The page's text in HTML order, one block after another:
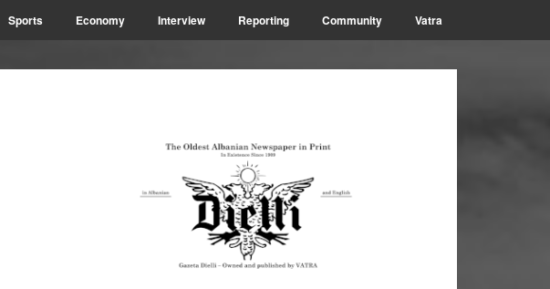
Sports Economy Interview Reporting Community Vatra